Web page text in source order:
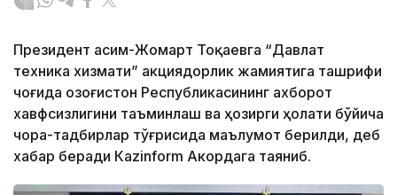
Президент Қасим-Жомарт Тоқаевга “Давлат
техника хизмати” акциядорлик жамиятига ташрифи
чоғида Қозоғистон Республикасининг ахборот
хавфсизлигини таъминлаш ва ҳозирги ҳолати бўйича
чора-тадбирлар тўғрисида маълумот берилди, деб
хабар беради Каzinform Акордага таяниб.